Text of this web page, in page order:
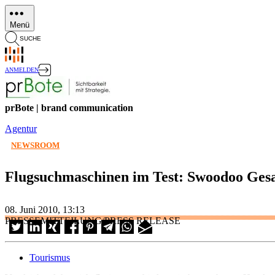
Direkt
zum
Inhalt
Menü
SUCHE
ANMELDEN
prBote | brand communication
Agentur
NEWSROOM
Flugsuchmaschinen im Test: Swoodoo
08. Juni 2010, 13:13
PRESSEMITTEILUNG/PRESS RELEASE
Tourismus